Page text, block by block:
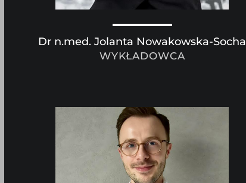
Dr n.med. Jolanta Nowakowska-Socha
WYKŁADOWCA